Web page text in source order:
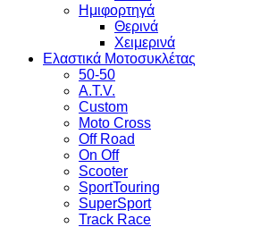
Ημιφορτηγά
Θερινά
Χειμερινά
Ελαστικά Μοτοσυκλέτας
50-50
A.T.V.
Custom
Moto Cross
Off Road
On Off
Scooter
SportTouring
SuperSport
Track Race